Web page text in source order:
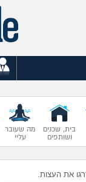
בית, שכנים
ושותפים
מה שעובר
עליי
את העצות.